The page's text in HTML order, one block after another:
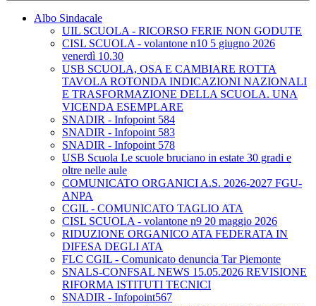
Albo Sindacale
UIL SCUOLA - RICORSO FERIE NON GODUTE
CISL SCUOLA - volantone n10 5 giugno 2026
venerdì 10.30
USB SCUOLA, OSA E CAMBIARE ROTTA
TAVOLA ROTONDA INDICAZIONI NAZIONALI
E TRASFORMAZIONE DELLA SCUOLA. UNA
VICENDA ESEMPLARE
SNADIR - Infopoint 584
SNADIR - Infopoint 583
SNADIR - Infopoint 578
USB Scuola Le scuole bruciano in estate 30 gradi e
oltre nelle aule
COMUNICATO ORGANICI A.S. 2026-2027 FGU-
ANPA
CGIL - COMUNICATO TAGLIO ATA
CISL SCUOLA - volantone n9 20 maggio 2026
RIDUZIONE ORGANICO ATA FEDERATA IN
DIFESA DEGLI ATA
FLC CGIL - Comunicato denuncia Tar Piemonte
SNALS-CONFSAL NEWS 15.05.2026 REVISIONE
RIFORMA ISTITUTI TECNICI
SNADIR - Infopoint567